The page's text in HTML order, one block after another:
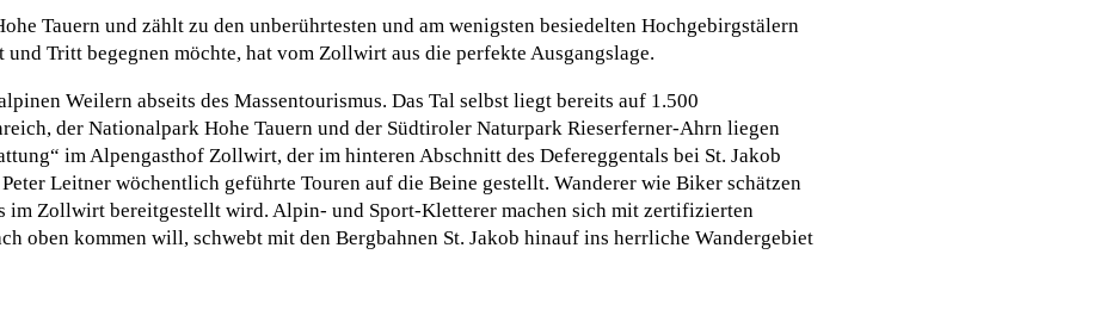
Tauern und zählt zu den unberührtesten und am wenigsten besiedelten Hochgebirgstälern
Tritt begegnen möchte, hat vom Zollwirt aus die perfekte Ausgangslage.
Weilern abseits des Massentourismus. Das Tal selbst liegt bereits auf 1.500
der Nationalpark Hohe Tauern und der Südtiroler Naturpark Rieserferner-Ahrn liegen
im Alpengasthof Zollwirt, der im hinteren Abschnitt des Defereggentals bei St. Jakob
Leitner wöchentlich geführte Touren auf die Beine gestellt. Wanderer wie Biker schätzen
im Zollwirt bereitgestellt wird. Alpin- und Sport-Kletterer machen sich mit zertifizierten
oben kommen will, schwebt mit den Bergbahnen St. Jakob hinauf ins herrliche Wandergebiet